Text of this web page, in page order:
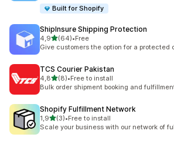
Built for Shopify
ShipInsure Shipping Protection
4,9de 5 estrelas
(64)
64 total de avaliações
•Free
Give customers the option for a
TCS Courier Pakistan
4,8de 5 estrelas
(8)
8 total de avaliações
•Free to install
Bulk order shipment booking and
Shopify Fulfillment Network
1,9de 5 estrelas
(3)
3 total de avaliações
•Free to install
Scale your business with our network of